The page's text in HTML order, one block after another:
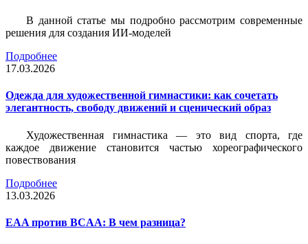
В данной статье мы подробно рассмотрим современные
решения для создания ИИ-моделей
Подробнее
17.03.2026
Одежда для художественной гимнастики: как сочетать
элегантность, свободу движений и сценический образ
Художественная гимнастика — это вид спорта, где
каждое движение становится частью хореографического
повествования
Подробнее
13.03.2026
EAA против BCAA: В чем разница?